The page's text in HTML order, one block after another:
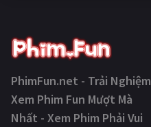
PhimFun.net - Trải Nghiệm
Xem Phim Fun Mượt Mà
Nhất - Xem Phim Phải Vui